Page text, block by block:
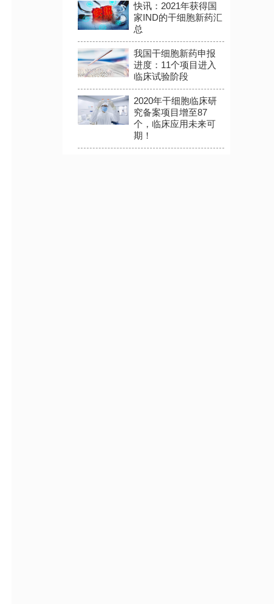
快讯：2021年获得国
家IND的干细胞新药汇
总
我国干细胞新药申报
进度：11个项目进入
临床试验阶段
2020年干细胞临床研
究备案项目增至87
个，临床应用未来可
期！